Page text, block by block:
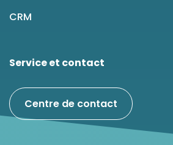
CRM
Service et contact
Centre de contact